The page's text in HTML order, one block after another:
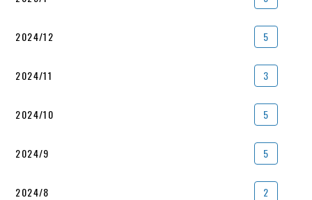
2024/12 5
2024/11 3
2024/10 5
2024/9 5
2024/8 2